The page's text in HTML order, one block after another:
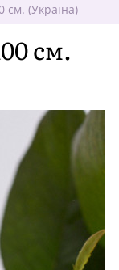
см. (Україна)
см.